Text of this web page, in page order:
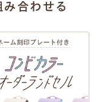
イブリッド リア
み合わせる